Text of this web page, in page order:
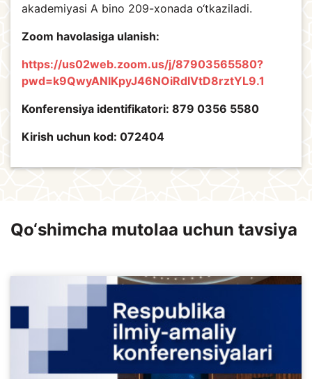
akademiyasi A bino 209-xonada o‘tkaziladi.
Zoom havolasiga ulanish:
https://us02web.zoom.us/j/87903565580?
pwd=k9QwyANlKpyJ46NOiRdIVtD8rztYL9.1
Konferensiya identifikatori: 879 0356 5580
Kirish uchun kod: 072404
Qo‘shimcha mutolaa uchun tavsiya